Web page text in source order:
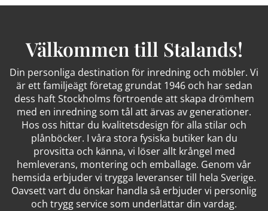
Välkommen till Stalands!
Din personliga destination för inredning och möbler. Vi
är ett familjeägt företag grundat 1946 och har sedan
dess haft Stockholms förtroende att skapa drömhem
med en inredning som tål att ärvas av generationer.
Hos oss hittar du kvalitetsdesign för alla stilar och
plånböcker. I våra stora fysiska butiker kan du
provsitta och känna, vi löser allt krångel med
hemleverans, montering och emballage. Genom vår
hemsida erbjuder vi trygga leveranser till hela Sverige.
Oavsett vart du önskar handla så erbjuder vi personlig
och trygg service som underlättar din vardag.